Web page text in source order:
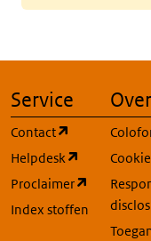
Service
Contact
(opent in
Helpdesk
(opent in
Proclaimer
(opent in
Index stoffen